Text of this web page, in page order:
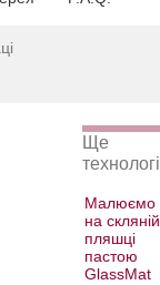
Ще
Малюємо
на скляній
пляшці
пастою
GlassMat